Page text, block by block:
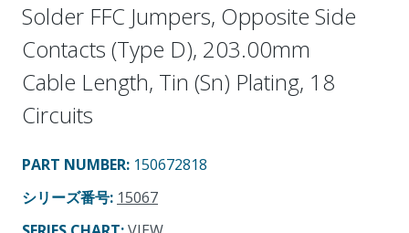
Solder FFC Jumpers, Opposite Side
Contacts (Type D), 203.00mm
Cable Length, Tin (Sn) Plating, 18
Circuits
PART NUMBER: 150672818
シリーズ番号: 15067